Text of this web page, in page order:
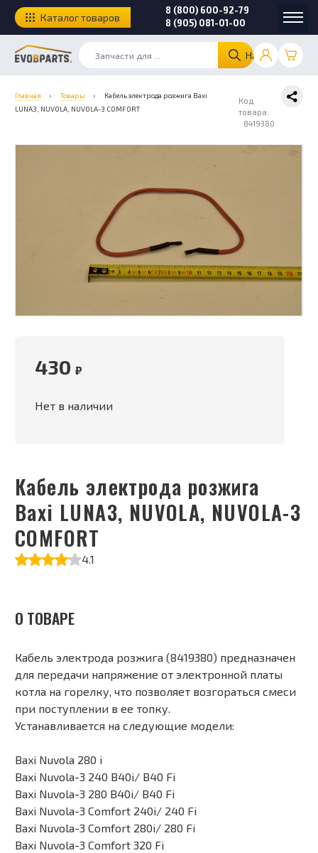
Найти
8 (800) 600-92-79
8 (905) 081-01-00
Каталог товаров
Главная › Товары ›
Кабель электрода розжига Baxi
LUNA3, NUVOLA, NUVOLA-3 COMFORT
Код
товара:
8419380
Кабель электрода розжига
Baxi LUNA3, NUVOLA, NUVOLA-3
COMFORT
4.1
430 ₽
Нет в наличии
О ТОВАРЕ
Кабель электрода розжига (8419380) предназначен
для передачи напряжение от электронной платы
котла на горелку, что позволяет возгораться смеси
при поступлении в ее топку.
Устанавливается на следующие модели:
Baxi Nuvola 280 i
Baxi Nuvola-3 240 B40i/ B40 Fi
Baxi Nuvola-3 280 B40i/ B40 Fi
Baxi Nuvola-3 Comfort 240i/ 240 Fi
Baxi Nuvola-3 Comfort 280i/ 280 Fi
Baxi Nuvola-3 Comfort 320 Fi